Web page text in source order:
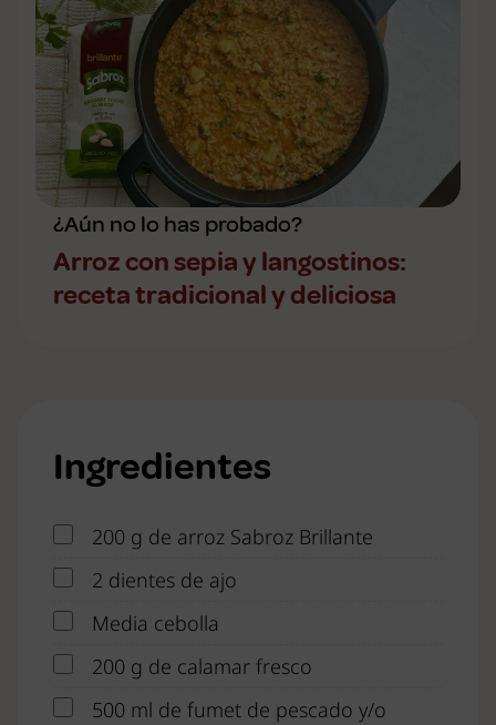
¿Aún no lo has probado?
Arroz con sepia y langostinos:
receta tradicional y deliciosa
Ingredientes
200 g de arroz Sabroz Brillante
2 dientes de ajo
Media cebolla
200 g de calamar fresco
500 ml de fumet de pescado y/o